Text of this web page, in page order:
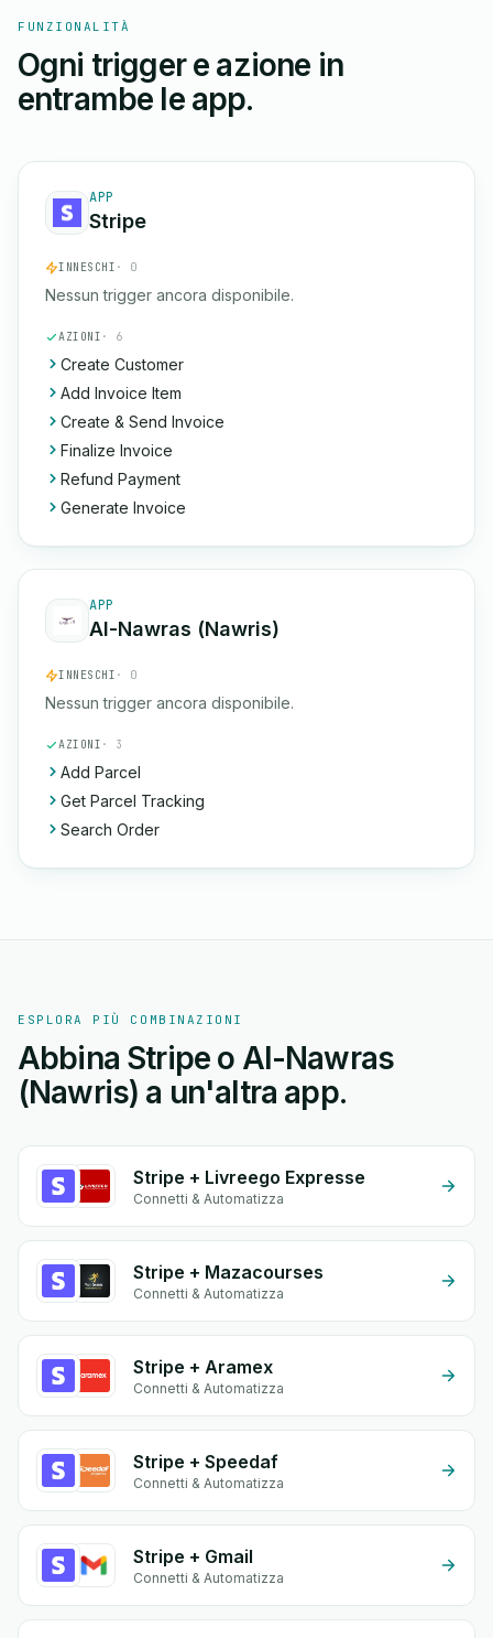
FUNZIONALITÀ
Ogni trigger e azione in
entrambe le app.
APP
Stripe
INNESCHI · 0
Nessun trigger ancora disponibile.
AZIONI · 6
Create Customer
Add Invoice Item
Create & Send Invoice
Finalize Invoice
Refund Payment
Generate Invoice
APP
Al-Nawras (Nawris)
INNESCHI · 0
Nessun trigger ancora disponibile.
AZIONI · 3
Add Parcel
Get Parcel Tracking
Search Order
ESPLORA PIÙ COMBINAZIONI
Abbina Stripe o Al-Nawras
(Nawris) a un'altra app.
Stripe + Livreego Expresse
Connetti & Automatizza
Stripe + Mazacourses
Connetti & Automatizza
Stripe + Aramex
Connetti & Automatizza
Stripe + Speedaf
Connetti & Automatizza
Stripe + Gmail
Connetti & Automatizza